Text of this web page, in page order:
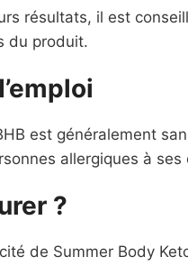
résultats, il est
du produit.
est généralement
allergiques à
?
de Summer Body